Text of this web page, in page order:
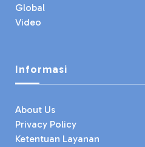
Global
Video
Informasi
About Us
Privacy Policy
Ketentuan Layanan